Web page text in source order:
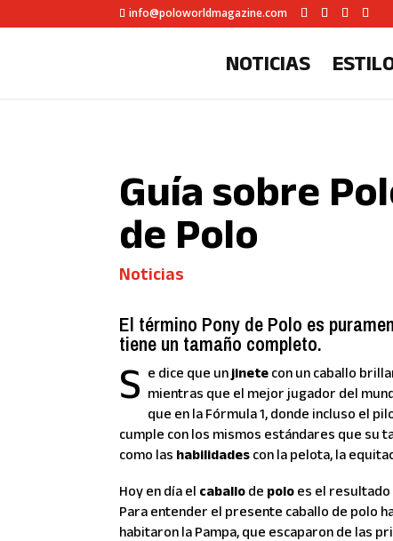
info@poloworldmagazine.com
NOTICIAS
Guía sobre
de Polo
Noticias
El término Pony de Polo es
tiene un tamaño completo.
S e dice que un jinete con un caballo
mientras que el mejor jugador del
que en la Fórmula 1, donde incluso el
cumple con los mismos estándares que su
como las habilidades con la pelota, la
Hoy en día el caballo de polo es el resultado
Para entender el presente caballo de polo
habitaron la Pampa, que escaparon de las